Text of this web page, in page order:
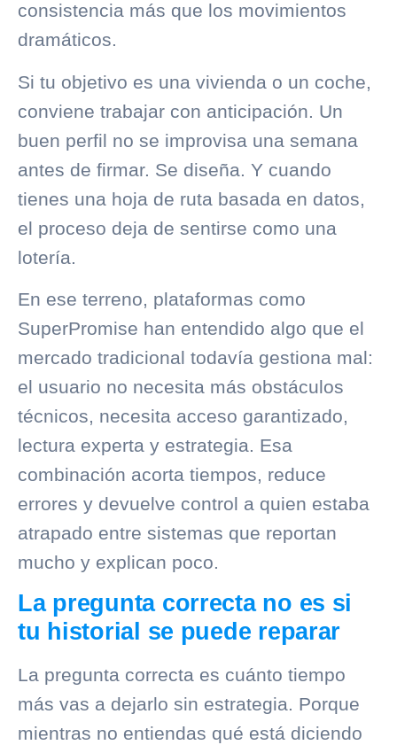
consistencia más que los movimientos
dramáticos.
Si tu objetivo es una vivienda o un coche,
conviene trabajar con anticipación. Un
buen perfil no se improvisa una semana
antes de firmar. Se diseña. Y cuando
tienes una hoja de ruta basada en datos,
el proceso deja de sentirse como una
lotería.
En ese terreno, plataformas como
SuperPromise han entendido algo que el
mercado tradicional todavía gestiona mal:
el usuario no necesita más obstáculos
técnicos, necesita acceso garantizado,
lectura experta y estrategia. Esa
combinación acorta tiempos, reduce
errores y devuelve control a quien estaba
atrapado entre sistemas que reportan
mucho y explican poco.
La pregunta correcta no es si
tu historial se puede reparar
La pregunta correcta es cuánto tiempo
más vas a dejarlo sin estrategia. Porque
mientras no entiendas qué está diciendo